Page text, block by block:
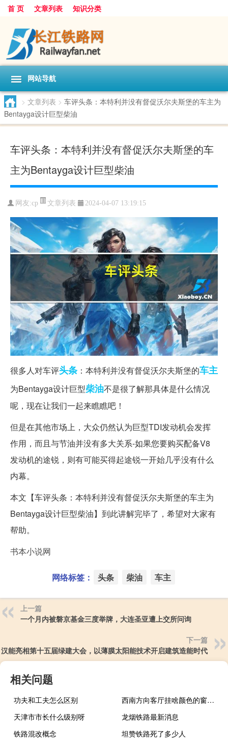
首 页 文章列表 知识分类
网站导航
> 文章列表 > 车评头条：本特利并没有督促沃尔夫斯堡的车主为
Bentayga设计巨型柴油
车评头条：本特利并没有督促沃尔夫斯堡的车
主为Bentayga设计巨型柴油
网友:cp 文章列表 2024-04-07 13:19:15
很多人对车评头条 ：本特利并没有督促沃尔夫斯堡的车主
为Bentayga设计巨型柴油不是很了解那具体是什么情况
呢，现在让我们一起来瞧瞧吧！
但是在其他市场上，大众仍然认为巨型TDI发动机会发挥
作用，而且与节油并没有多大关系-如果您要购买配备V8
发动机的途锐，则有可能买得起途锐一开始几乎没有什么
内幕。
本文【车评头条：本特利并没有督促沃尔夫斯堡的车主为
Bentayga设计巨型柴油】到此讲解完毕了，希望对大家有
帮助。
书本小说网
网络标签： 头条 柴油 车主
上一篇
一个月内被磐京基金三度举牌，大连圣亚遭上交所问询
下一篇
汉能亮相第十五届绿建大会，以薄膜太阳能技术开启建筑造能时代
相关问题
功夫和工夫怎么区别
西南方向客厅挂啥颜色的窗帘 客厅窗帘什么颜色好
天津市市长什么级别呀
龙烟铁路最新消息
铁路混改概念
坦赞铁路死了多少人